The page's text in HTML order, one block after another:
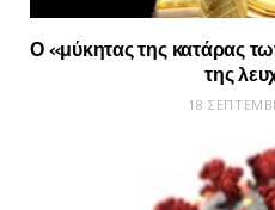
Ο «μύκητας της κατάρας
της
18